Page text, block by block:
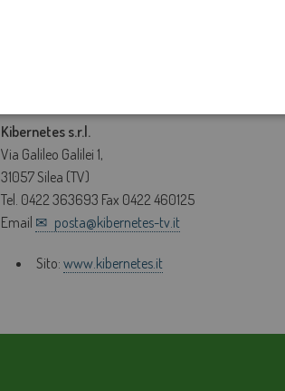
Kibernetes s.r.l.
Via Galileo Galilei 1,
31057 Silea (TV)
Tel. 0422 363693 Fax 0422 460125
Email
posta@kibernetes-tv.it
Sito:www.kibernetes.it